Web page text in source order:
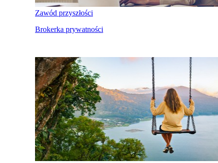
Zawód przyszłości
Brokerka prywatności